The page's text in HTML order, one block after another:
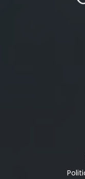
complémentaire
Référence